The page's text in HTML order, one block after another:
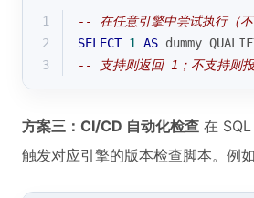
1
-- 在任意引擎中尝试执行（不
2
SELECT 1 AS dummy
3
-- 支持则返回 1；不支持则
方案三：CI/CD 自动化检查 在
触发对应引擎的版本检查脚本。例